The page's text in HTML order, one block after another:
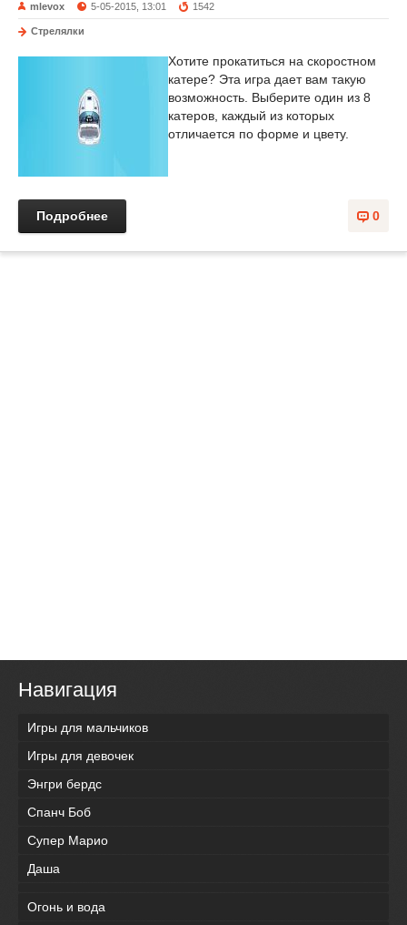
mlevox 5-05-2015, 13:01 1542
Стрелялки
Хотите прокатиться на скоростном
катере? Эта игра дает вам такую
возможность. Выберите один из 8
катеров, каждый из которых
отличается по форме и цвету.
0
Подробнее
Навигация
Игры для мальчиков
Игры для девочек
Энгри бердс
Спанч Боб
Супер Марио
Даша
Огонь и вода